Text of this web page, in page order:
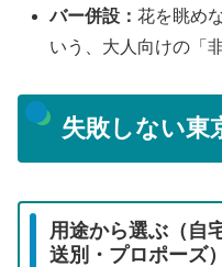
バー併設：花を眺め
いう、大人向けの「
失敗しない東
用途から選ぶ（自
送別・プロポーズ）